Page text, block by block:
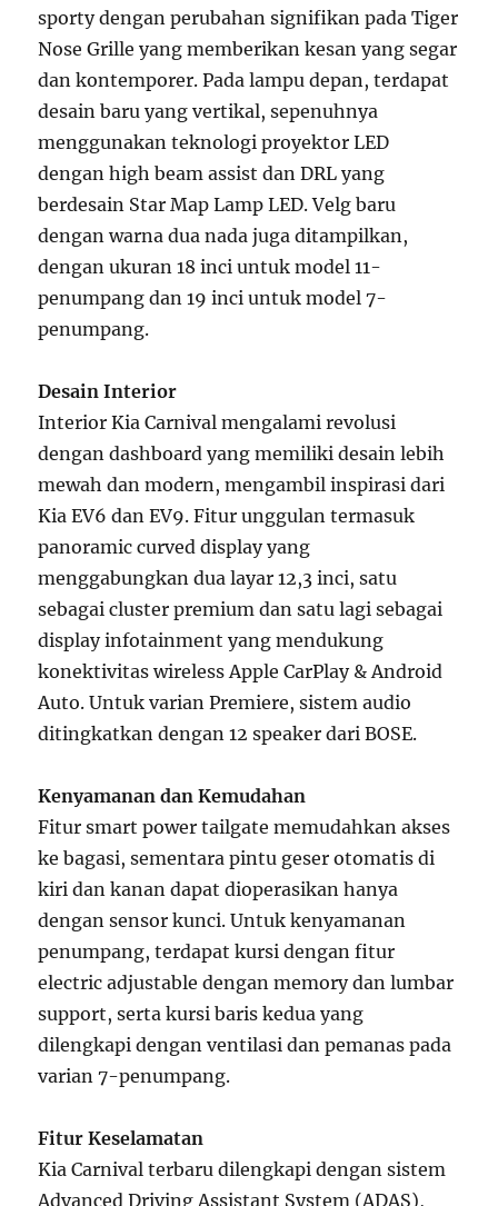
sporty dengan perubahan signifikan pada Tiger
Nose Grille yang memberikan kesan yang segar
dan kontemporer. Pada lampu depan, terdapat
desain baru yang vertikal, sepenuhnya
menggunakan teknologi proyektor LED
dengan high beam assist dan DRL yang
berdesain Star Map Lamp LED. Velg baru
dengan warna dua nada juga ditampilkan,
dengan ukuran 18 inci untuk model 11-
penumpang dan 19 inci untuk model 7-
penumpang.
Desain Interior
Interior Kia Carnival mengalami revolusi
dengan dashboard yang memiliki desain lebih
mewah dan modern, mengambil inspirasi dari
Kia EV6 dan EV9. Fitur unggulan termasuk
panoramic curved display yang
menggabungkan dua layar 12,3 inci, satu
sebagai cluster premium dan satu lagi sebagai
display infotainment yang mendukung
konektivitas wireless Apple CarPlay & Android
Auto. Untuk varian Premiere, sistem audio
ditingkatkan dengan 12 speaker dari BOSE.
Kenyamanan dan Kemudahan
Fitur smart power tailgate memudahkan akses
ke bagasi, sementara pintu geser otomatis di
kiri dan kanan dapat dioperasikan hanya
dengan sensor kunci. Untuk kenyamanan
penumpang, terdapat kursi dengan fitur
electric adjustable dengan memory dan lumbar
support, serta kursi baris kedua yang
dilengkapi dengan ventilasi dan pemanas pada
varian 7-penumpang.
Fitur Keselamatan
Kia Carnival terbaru dilengkapi dengan sistem
Advanced Driving Assistant System (ADAS),